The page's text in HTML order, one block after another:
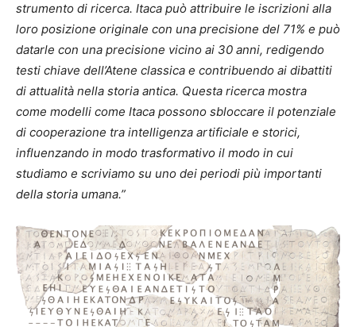
strumento di ricerca. Itaca può attribuire le iscrizioni alla
loro posizione originale con una precisione del 71% e può
datarle con una precisione vicino ai 30 anni, redigendo
testi chiave dell’Atene classica e contribuendo ai dibattiti
di attualità nella storia antica. Questa ricerca mostra
come modelli come Itaca possono sbloccare il potenziale
di cooperazione tra intelligenza artificiale e storici,
influenzando in modo trasformativo il modo in cui
studiamo e scriviamo su uno dei periodi più importanti
della storia umana.”